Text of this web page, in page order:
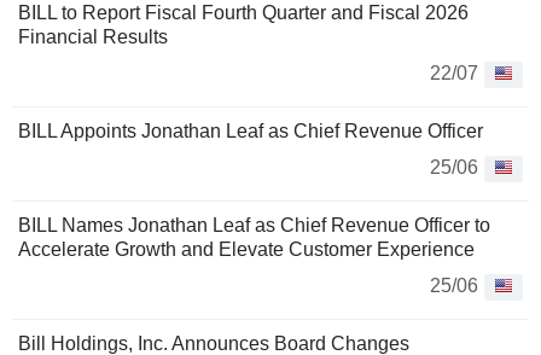
BILL to Report Fiscal Fourth Quarter and Fiscal 2026
Financial Results
22/07
BILL Appoints Jonathan Leaf as Chief Revenue Officer
25/06
BILL Names Jonathan Leaf as Chief Revenue Officer to
Accelerate Growth and Elevate Customer Experience
25/06
Bill Holdings, Inc. Announces Board Changes